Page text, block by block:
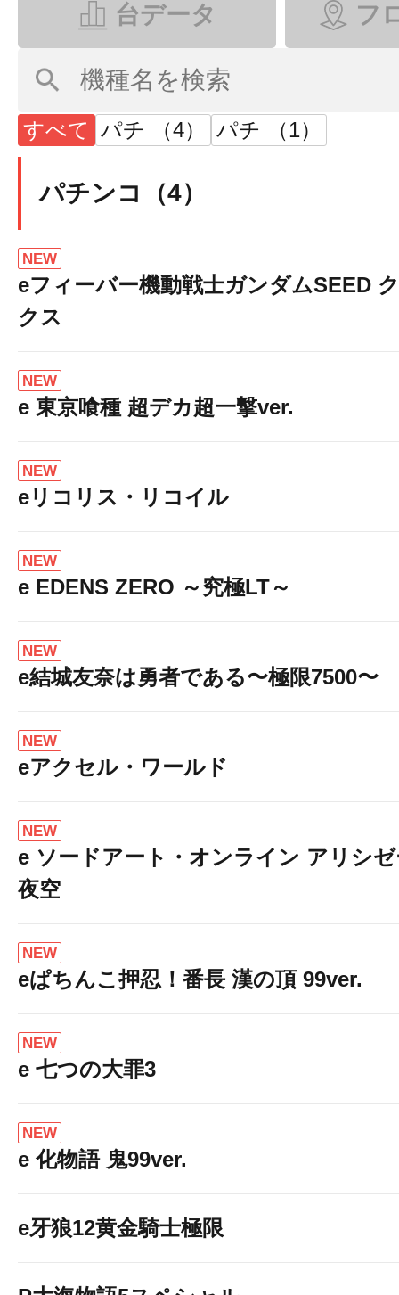
台データ フ
すべて パチ （4） パチ （1）
パチンコ（4）
NEW
eフィーバー機動戦士ガンダムSEED
クス
NEW
e 東京喰種 超デカ超一撃ver.
NEW
eリコリス・リコイル
NEW
e EDENS ZERO ～究極LT～
NEW
e結城友奈は勇者である〜極限7500〜
NEW
eアクセル・ワールド
NEW
e ソードアート・オンライン アリシ
夜空
NEW
eぱちんこ押忍！番長 漢の頂 99ver.
NEW
e 七つの大罪3
NEW
e 化物語 鬼99ver.
e牙狼12黄金騎士極限